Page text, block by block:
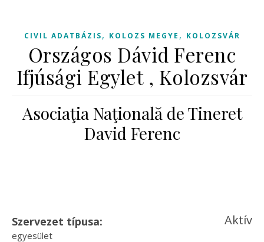
CIVIL ADATBÁZIS, KOLOZS MEGYE , KOLOZSVÁR
Országos Dávid Ferenc
Ifjúsági Egylet , Kolozsvár
Asociaţia Naţională de Tineret
David Ferenc
Szervezet típusa:
egyesület
Aktív